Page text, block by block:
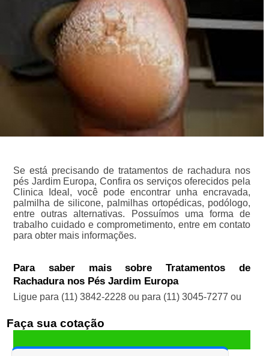
Se está precisando de tratamentos de rachadura nos
pés Jardim Europa, Confira os serviços oferecidos pela
Clinica Ideal, você pode encontrar unha encravada,
palmilha de silicone, palmilhas ortopédicas, podólogo,
entre outras alternativas. Possuímos uma forma de
trabalho cuidado e comprometimento, entre em contato
para obter mais informações.
Para saber mais sobre Tratamentos de
Rachadura nos Pés Jardim Europa
Ligue para (11) 3842-2228ou para (11) 3045-7277 ou
Faça sua cotação